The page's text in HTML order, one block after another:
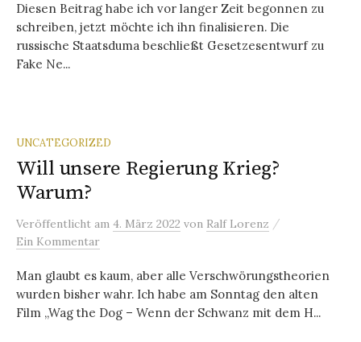
Diesen Beitrag habe ich vor langer Zeit begonnen zu
schreiben, jetzt möchte ich ihn finalisieren. Die
russische Staatsduma beschließt Gesetzesentwurf zu
Fake Ne...
UNCATEGORIZED
Will unsere Regierung Krieg?
Warum?
Veröffentlicht am 4. März 2022 von Ralf Lorenz /
Ein Kommentar
Man glaubt es kaum, aber alle Verschwörungstheorien
wurden bisher wahr. Ich habe am Sonntag den alten
Film „Wag the Dog – Wenn der Schwanz mit dem H...